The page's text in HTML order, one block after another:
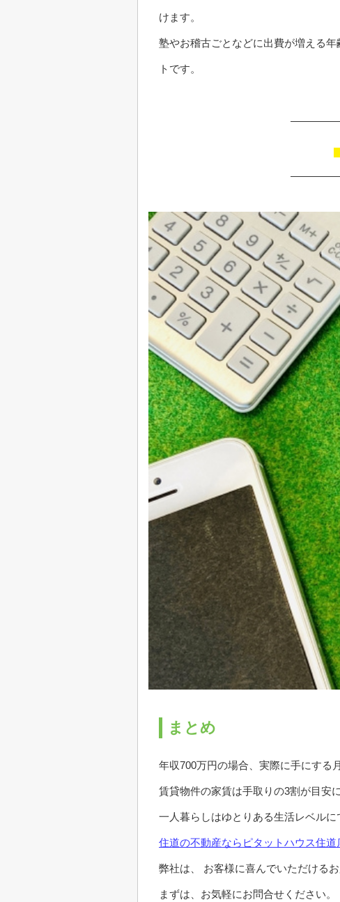
けます。
塾やお稽古ごとなどに出費が増える
トです。
まとめ
年収700万円の場合、実際に手にする
賃貸物件の家賃は手取りの3割が目安
一人暮らしはゆとりある生活レベル
住道の不動産ならピタットハウス住道
弊社は、 お客様に喜んでいただける
まずは、お気軽にお問合せください。